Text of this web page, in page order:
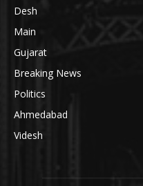
Desh
Main
Gujarat
Breaking News
Politics
Ahmedabad
Videsh